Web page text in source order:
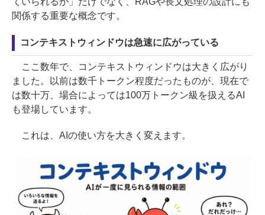
関係する重要な概念です。
コンテキストウィンドウは急速に広がっている
ここ数年で、コンテキストウィンドウは大きく広がり
ました。以前は数千トークン程度だったものが、現在で
は数十万、場合によっては100万トークン級を扱えるAI
も登場しています。
これは、AIの使い方を大きく変えます。